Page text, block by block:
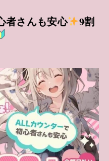
者さんも安心
9割